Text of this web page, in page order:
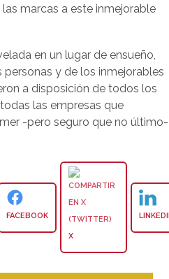
marcas a este inmejorable
en un lugar de ensueño,
y de los inmejorables
a disposición de todos los
las empresas que
-pero seguro que no último-
FACEBOOK
X